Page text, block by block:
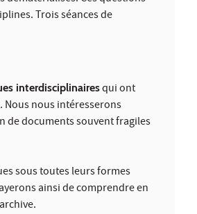
Trois séances de
interdisciplinairesqui ont
Nous nous intéresserons
de documents souvent fragiles
sous toutes leurs formes
ainsi de comprendre en